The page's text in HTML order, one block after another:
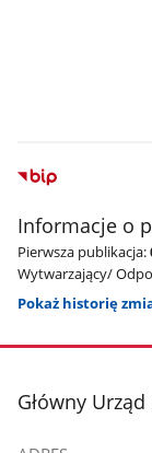
Informacje o
Pierwsza publikacja:
Wytwarzający/
Pokaż historię
stopka
Główny